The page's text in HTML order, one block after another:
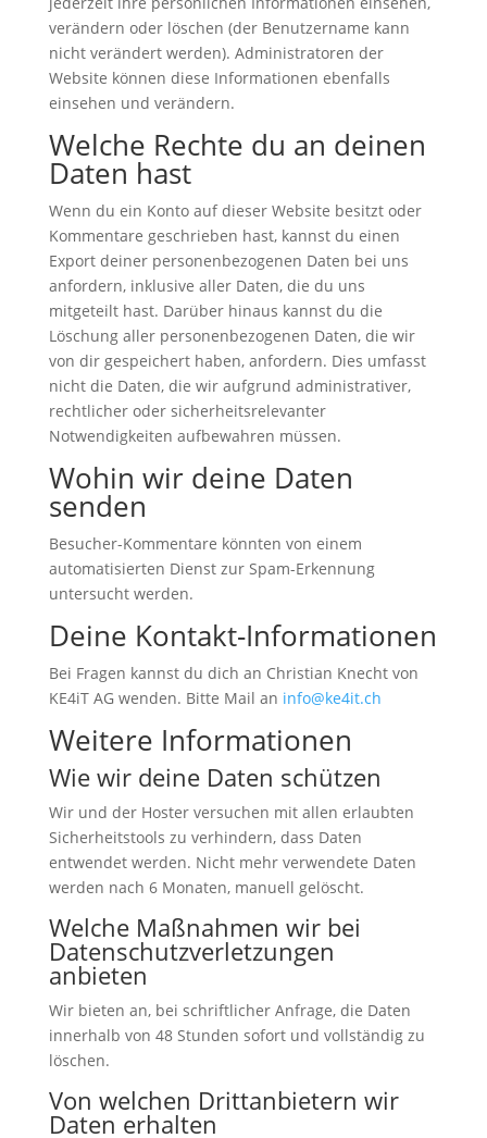
verändern oder löschen (der Benutzername kann
nicht verändert werden). Administratoren der
Website können diese Informationen ebenfalls
einsehen und verändern.
Welche Rechte du an deinen
Daten hast
Wenn du ein Konto auf dieser Website besitzt oder
Kommentare geschrieben hast, kannst du einen
Export deiner personenbezogenen Daten bei uns
anfordern, inklusive aller Daten, die du uns
mitgeteilt hast. Darüber hinaus kannst du die
Löschung aller personenbezogenen Daten, die wir
von dir gespeichert haben, anfordern. Dies umfasst
nicht die Daten, die wir aufgrund administrativer,
rechtlicher oder sicherheitsrelevanter
Notwendigkeiten aufbewahren müssen.
Wohin wir deine Daten
senden
Besucher-Kommentare könnten von einem
automatisierten Dienst zur Spam-Erkennung
untersucht werden.
Deine Kontakt-Informationen
Bei Fragen kannst du dich an Christian Knecht von
KE4iT AG wenden. Bitte Mail an info@ke4it.ch
Weitere Informationen
Wie wir deine Daten schützen
Wir und der Hoster versuchen mit allen erlaubten
Sicherheitstools zu verhindern, dass Daten
entwendet werden. Nicht mehr verwendete Daten
werden nach 6 Monaten, manuell gelöscht.
Welche Maßnahmen wir bei
Datenschutzverletzungen
anbieten
Wir bieten an, bei schriftlicher Anfrage, die Daten
innerhalb von 48 Stunden sofort und vollständig zu
löschen.
Von welchen Drittanbietern wir
Daten erhalten